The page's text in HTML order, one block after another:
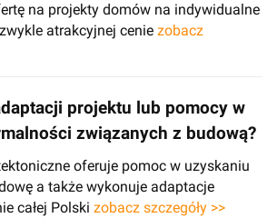
na projekty domów na indywidualne
atrakcyjnej cenie zobacz
projektu lub pomocy w
związanych z budową?
oferuje pomoc w uzyskaniu
a także wykonuje adaptacje
całej Polski zobacz szczegóły >>